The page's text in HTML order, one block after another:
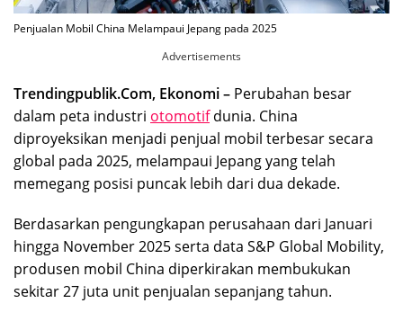
Penjualan Mobil China Melampaui Jepang pada 2025
Advertisements
Trendingpublik.Com, Ekonomi – Perubahan besar
dalam peta industri otomotifdunia. China
diproyeksikan menjadi penjual mobil terbesar secara
global pada 2025, melampaui Jepang yang telah
memegang posisi puncak lebih dari dua dekade.
Berdasarkan pengungkapan perusahaan dari Januari
hingga November 2025 serta data S&P Global Mobility,
produsen mobil China diperkirakan membukukan
sekitar 27 juta unit penjualan sepanjang tahun.